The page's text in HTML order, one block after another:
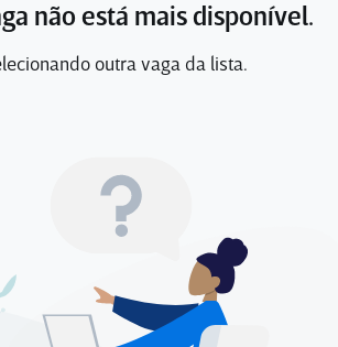
não está mais disponível.
outra vaga da lista.